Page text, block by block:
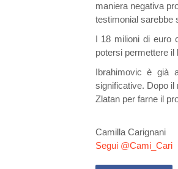
maniera negativa
testimonial sarebbe
I 18 milioni di euro
potersi permettere
Ibrahimovic è già
significative. Dopo
Zlatan per farne il
Camilla Carignani
Segui @Cami_Cari